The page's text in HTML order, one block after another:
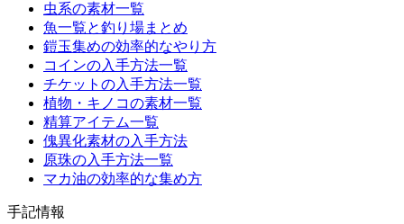
虫系の素材一覧
魚一覧と釣り場まとめ
鎧玉集めの効率的なやり方
コインの入手方法一覧
チケットの入手方法一覧
植物・キノコの素材一覧
精算アイテム一覧
傀異化素材の入手方法
原珠の入手方法一覧
マカ油の効率的な集め方
手記情報